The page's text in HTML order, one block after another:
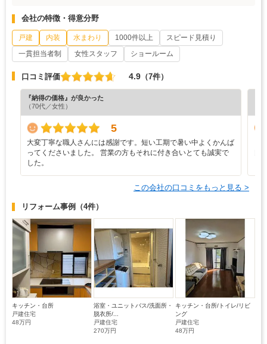
会社の特徴・得意分野
戸建 内装 水まわり 1000件以上
スピード見積り
一貫担当者制
女性スタッフ ショールーム
口コミ評価 4.9 （7件）
『納得の価格』が良かった
（70代／女性）
5
大変丁寧な職人さんには感謝です。短い工期で暑い中よくかんば
ってくださいました。 営業の方もそれに付き合いとても誠実で
した。
この会社の口コミをもっと見る >
リフォーム事例 （4件）
キッチン・台所
戸建住宅
48万円
浴室・ユニットバス/洗面所・
脱衣所/...
戸建住宅
270万円
キッチン・台所/トイレ/リビ
ング
戸建住宅
48万円